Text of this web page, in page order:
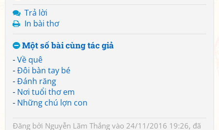
Trả lời
In bài thơ
Một số bài cùng tác giả
-Về quê
-Đôi bàn tay bé
-Đánh răng
- Nơi tuổi thơ em
- Những chú lợn con
Đăng bởi Nguyễn Lãm Thắng vào 24/11/2016 19:26, đã